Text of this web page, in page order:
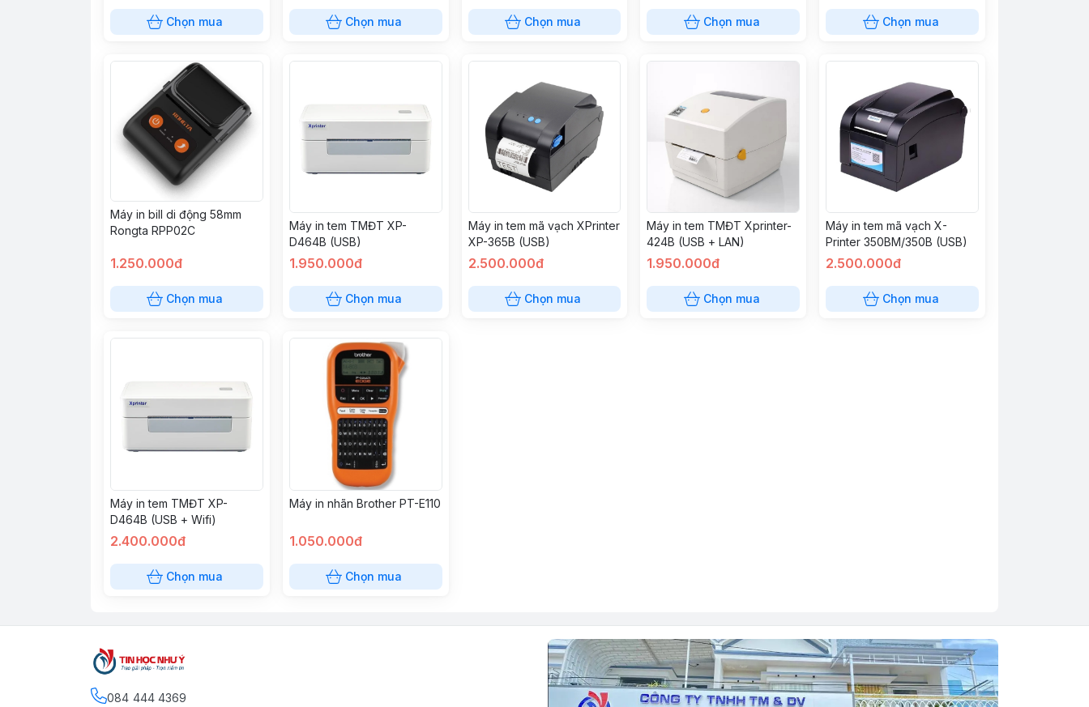
Chọn mua Chọn mua Chọn mua Chọn mua Chọn mua
Máy in bill di động 58mm
Rongta RPP02C
1.250.000đ
Chọn mua
Máy in tem TMĐT XP-
D464B (USB)
1.950.000đ
Chọn mua
Máy in tem mã vạch XPrinter
XP-365B (USB)
2.500.000đ
Chọn mua
Máy in tem TMĐT Xprinter-
424B (USB + LAN)
1.950.000đ
Chọn mua
Máy in tem mã vạch X-
Printer 350BM/350B (USB)
2.500.000đ
Chọn mua
Máy in tem TMĐT XP-
D464B (USB + Wifi)
2.400.000đ
Chọn mua
Máy in nhãn Brother PT-E110
1.050.000đ
Chọn mua
084 444 4369